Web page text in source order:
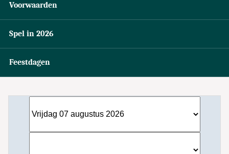
Voorwaarden
Spel in 2026
Feestdagen